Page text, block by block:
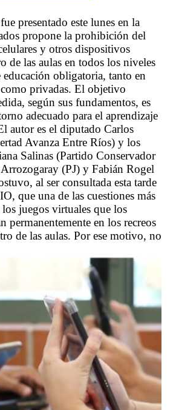
presentado este lunes en la
propone la prohibición del
y otros dispositivos
de las aulas en todos los niveles
obligatoria, tanto en
como privadas. El objetivo
según sus fundamentos, es
adecuado para el aprendizaje
autor es el diputado Carlos
Avanza Entre Ríos) y los
Salinas (Partido Conservador
(PJ) y Fabián Rogel
al ser consultada esta tarde
que una de las cuestiones más
juegos virtuales que los
permanentemente en los recreos
de las aulas. Por ese motivo, no